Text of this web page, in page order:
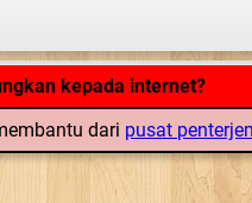
kepada internet?
dari pusat